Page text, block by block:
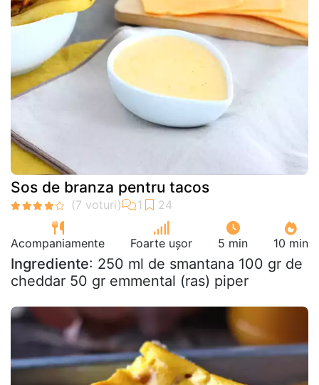
Sos de branza pentru tacos
Acompaniamente Foarte ușor 5 min 10 min
Ingrediente: 250 ml de smantana 100 gr de
cheddar 50 gr emmental (ras) piper